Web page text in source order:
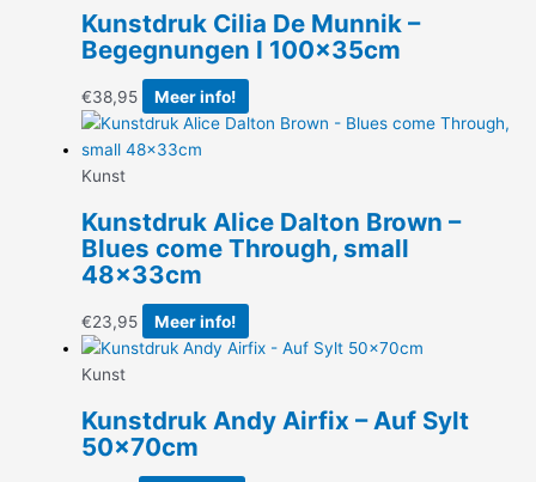
Kunstdruk Cilia De Munnik –
Begegnungen I 100x35cm
€38,95 Meer info!
Kunst
Kunstdruk Alice Dalton Brown –
Blues come Through, small
48x33cm
€23,95 Meer info!
Kunst
Kunstdruk Andy Airfix – Auf Sylt
50x70cm